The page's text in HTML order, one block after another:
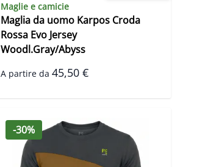
Maglie e camicie
Maglia da uomo Karpos Croda
Rossa Evo Jersey
Woodl.Gray/Abyss
A partire da 45,50 €
-30%